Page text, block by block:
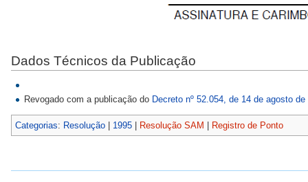
Dados Técnicos da Publicação
Revogado com a publicação do Decreto nº 52.054, de 14 de agosto de
Categorias: Resolução | 1995 | Resolução SAM | Registro de Ponto